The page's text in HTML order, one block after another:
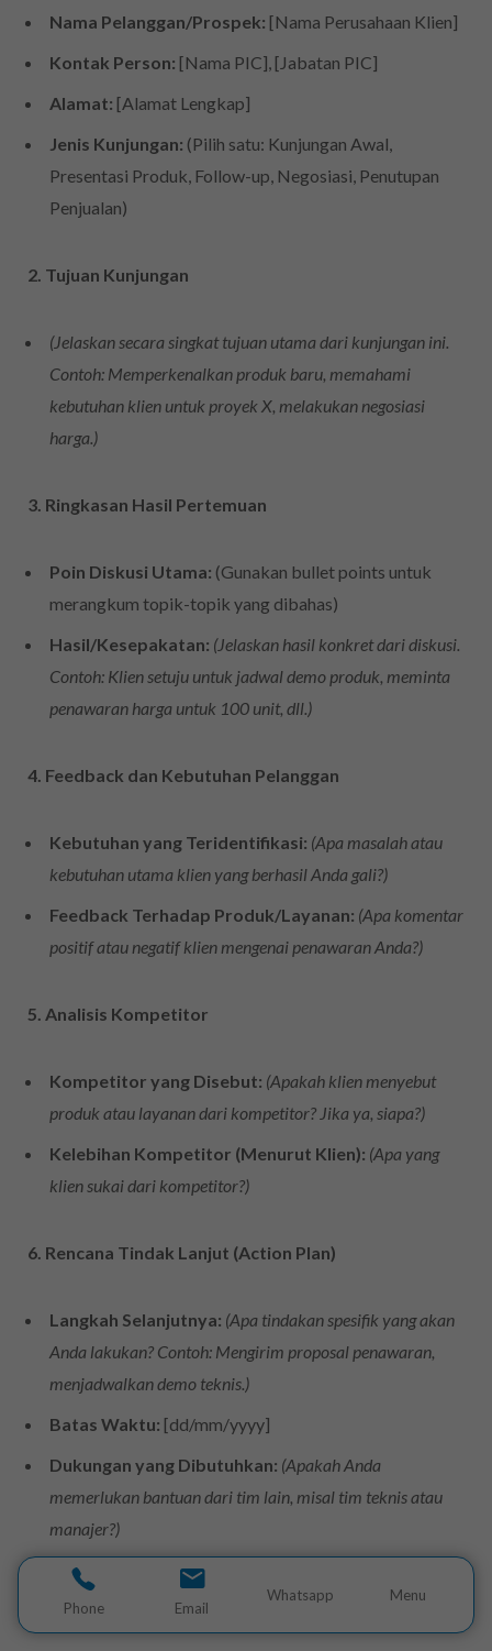
Phone Email
Whatsapp Menu
Nama Pelanggan/Prospek: [Nama Perusahaan Klien]
Kontak Person: [Nama PIC], [Jabatan PIC]
Alamat: [Alamat Lengkap]
Jenis Kunjungan: (Pilih satu: Kunjungan Awal,
Presentasi Produk, Follow-up, Negosiasi, Penutupan
Penjualan)
2. Tujuan Kunjungan
(Jelaskan secara singkat tujuan utama dari kunjungan ini.
Contoh: Memperkenalkan produk baru, memahami
kebutuhan klien untuk proyek X, melakukan negosiasi
harga.)
3. Ringkasan Hasil Pertemuan
Poin Diskusi Utama: (Gunakan bullet points untuk
merangkum topik-topik yang dibahas)
Hasil/Kesepakatan: (Jelaskan hasil konkret dari diskusi.
Contoh: Klien setuju untuk jadwal demo produk, meminta
penawaran harga untuk 100 unit, dll.)
4. Feedback dan Kebutuhan Pelanggan
Kebutuhan yang Teridentifikasi: (Apa masalah atau
kebutuhan utama klien yang berhasil Anda gali?)
Feedback Terhadap Produk/Layanan: (Apa komentar
positif atau negatif klien mengenai penawaran Anda?)
5. Analisis Kompetitor
Kompetitor yang Disebut: (Apakah klien menyebut
produk atau layanan dari kompetitor? Jika ya, siapa?)
Kelebihan Kompetitor (Menurut Klien): (Apa yang
klien sukai dari kompetitor?)
6. Rencana Tindak Lanjut (Action Plan)
Langkah Selanjutnya: (Apa tindakan spesifik yang akan
Anda lakukan? Contoh: Mengirim proposal penawaran,
menjadwalkan demo teknis.)
Batas Waktu: [dd/mm/yyyy]
Dukungan yang Dibutuhkan: (Apakah Anda
memerlukan bantuan dari tim lain, misal tim teknis atau
manajer?)
7. Potensi Penjualan